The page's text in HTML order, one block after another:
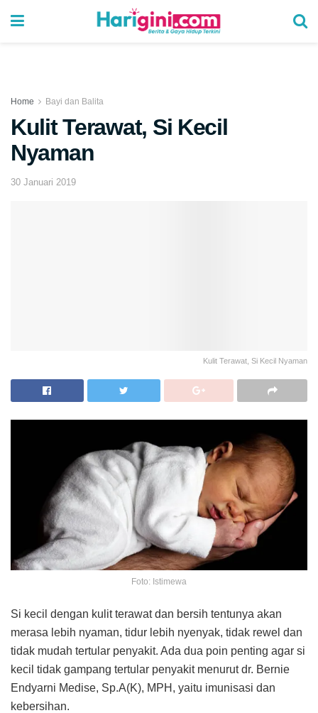
Home Bayi dan Balita
Kulit Terawat, Si Kecil
Nyaman
30 Januari 2019
Kulit Terawat, Si Kecil Nyaman
Foto: Istimewa
Si kecil dengan kulit terawat dan bersih tentunya akan
merasa lebih nyaman, tidur lebih nyenyak, tidak rewel dan
tidak mudah tertular penyakit. Ada dua poin penting agar si
kecil tidak gampang tertular penyakit menurut dr. Bernie
Endyarni Medise, Sp.A(K), MPH, yaitu imunisasi dan
kebersihan.